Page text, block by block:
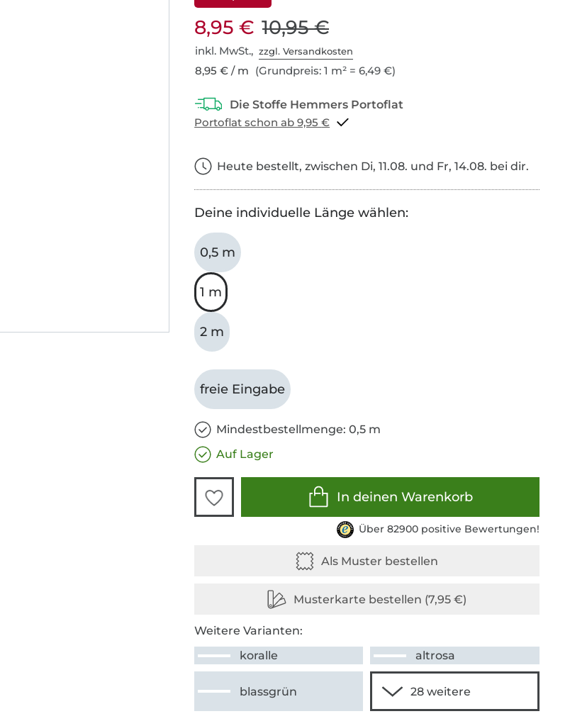
8,95 € 10,95 €
inkl. MwSt.,zzgl. Versandkosten
8,95 € / m (Grundpreis: 1 m² = 6,49 €)
Portoflat schon ab 9,95 €
Heute bestellt, zwischen Di, 11.08. und Fr, 14.08. bei dir.
Deine individuelle Länge wählen:
0,5 m
1 m
2 m
freie Eingabe
Mindestbestellmenge: 0,5 m
Auf Lager
In deinen Warenkorb
Über 82900 positive Bewertungen!
Weitere Varianten:
koralle
altrosa
blassgrün